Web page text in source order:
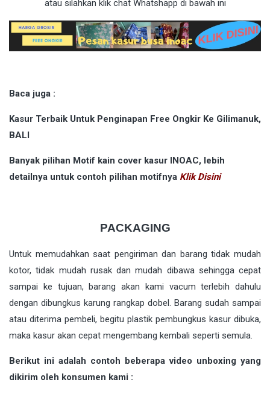
atau silahkan klik chat Whatshapp di bawah ini
Baca juga :
Kasur Terbaik Untuk Penginapan Free Ongkir Ke Gilimanuk,
BALI
Banyak pilihan Motif kain cover kasur INOAC, lebih
detailnya untuk contoh pilihan motifnya Klik Disini
PACKAGING
Untuk memudahkan saat pengiriman dan barang tidak mudah
kotor, tidak mudah rusak dan mudah dibawa sehingga cepat
sampai ke tujuan, barang akan kami vacum terlebih dahulu
dengan dibungkus karung rangkap dobel. Barang sudah sampai
atau diterima pembeli, begitu plastik pembungkus kasur dibuka,
maka kasur akan cepat mengembang kembali seperti semula.
Berikut ini adalah contoh beberapa video unboxing yang
dikirim oleh konsumen kami :